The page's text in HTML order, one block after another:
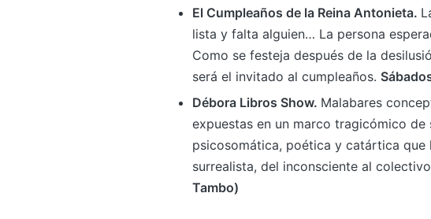
El Cumpleaños de la Reina Antonieta.
lista y falta alguien… La persona
Como se festeja después de la
será el invitado al cumpleaños.
Débora Libros Show. Malabares
expuestas en un marco tragicómico
psicosomática, poética y catártica
surrealista, del inconsciente al
Tambo)